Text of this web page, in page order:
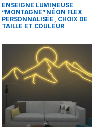
ENSEIGNE LUMINEUSE
“MONTAGNE” NÉON FLEX
PERSONNALISÉE, CHOIX DE
TAILLE ET COULEUR